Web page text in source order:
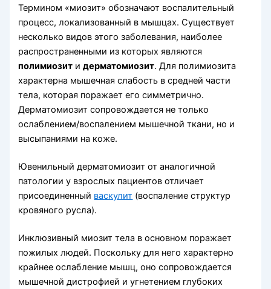
Термином «миозит» обозначают воспалительный
процесс, локализованный в мышцах. Существует
несколько видов этого заболевания, наиболее
распространенными из которых являются
полимиозит идерматомиозит. Для полимиозита
характерна мышечная слабость в средней части
тела, которая поражает его симметрично.
Дерматомиозит сопровождается не только
ослаблением/воспалением мышечной ткани, но и
высыпаниями на коже.
Ювенильный дерматомиозит от аналогичной
патологии у взрослых пациентов отличает
присоединенный васкулит (воспаление структур
кровяного русла).
Инклюзивный миозит тела в основном поражает
пожилых людей. Поскольку для него характерно
крайнее ослабление мышц, оно сопровождается
мышечной дистрофией и угнетением глубоких